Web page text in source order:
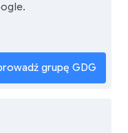
grupę GDG